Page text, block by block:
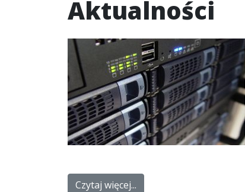
Aktualności
Czytaj więcej...